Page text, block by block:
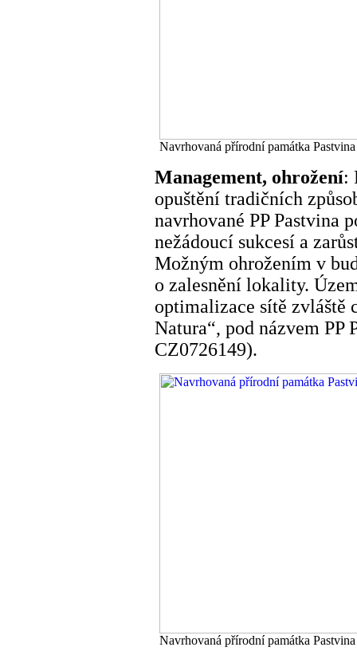
Navrhovaná přírodní památka
Management, ohrožení:
opuštění tradičních
navrhované PP Pastvina
nežádoucí sukcesí a
Možným ohrožením v
o zalesnění lokality.
optimalizace sítě zvláště
Natura“, pod názvem PP
CZ0726149).
Navrhovaná přírodní památka